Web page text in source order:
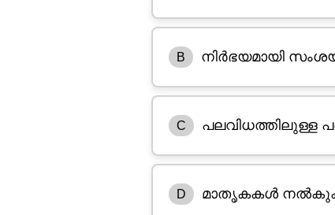
B നിർഭയമായി
C പലവിധത്തിലുള്ള
D മാതൃകകൾ